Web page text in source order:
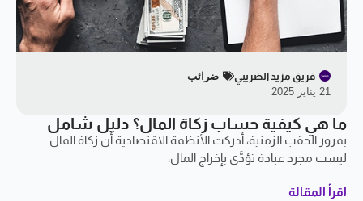
فريق مزيد الضريبي
ضرائب
21 يناير 2025
ما هي كيفية حساب زكاة المال؟ دليل شامل
بمرور الحقب الزمنية، أدركت الأنظمة الاقتصادية أن زكاة المال
ليست مجرد عبادة تؤدَّى بإخراج المال،
اقرأ المقالة